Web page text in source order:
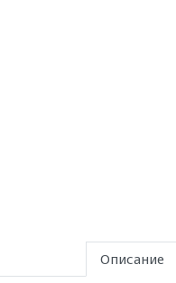
Описание